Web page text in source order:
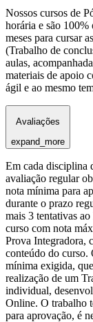
Nossos cursos de
horária e são 100%
meses para cursar
(Trabalho de
aulas,
materiais de apoio
ágil e ao mesmo
Avaliações
expand_more
Em cada disciplina
avaliação regular
nota mínima para
durante o prazo
mais 3 tentativas
curso com nota
Prova Integradora,
conteúdo do curso.
mínima exigida,
realização de um
individual,
Online. O trabalho
para aprovação, é